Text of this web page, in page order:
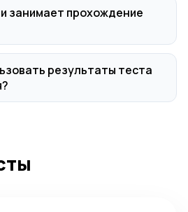
занимает прохождение
результаты теста